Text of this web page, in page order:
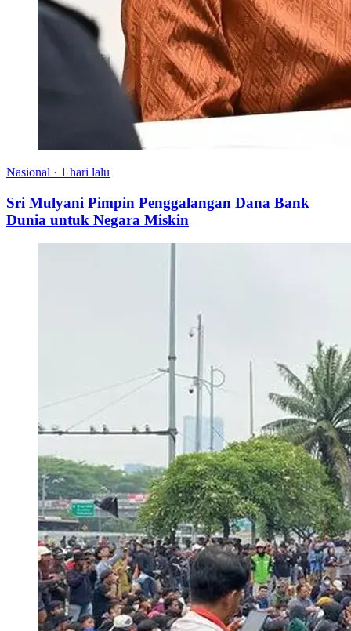
Nasional · 1 hari lalu
Sri Mulyani Pimpin Penggalangan Dana Bank
Dunia untuk Negara Miskin